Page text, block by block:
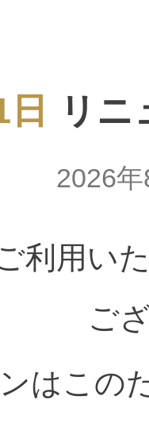
リ
2026
利用い
ご
はこの